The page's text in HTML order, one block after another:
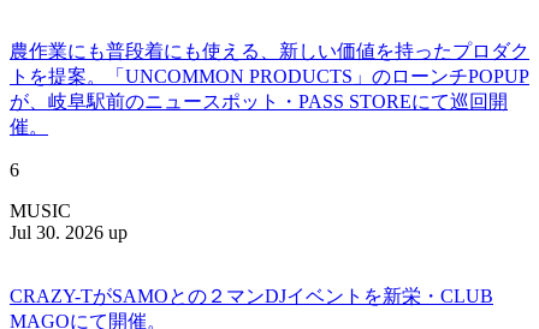
農作業にも普段着にも使える、新しい価値を持ったプロダク
トを提案。「UNCOMMON PRODUCTS」のローンチPOPUP
が、岐阜駅前のニュースポット・PASS STOREにて巡回開
催。
6
MUSIC
Jul 30. 2026 up
CRAZY-TがSAMOとの２マンDJイベントを新栄・CLUB
MAGOにて開催。